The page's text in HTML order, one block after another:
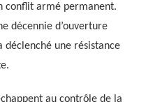
conflit armé permanent.
décennie d’ouverture
une résistance
au contrôle de la